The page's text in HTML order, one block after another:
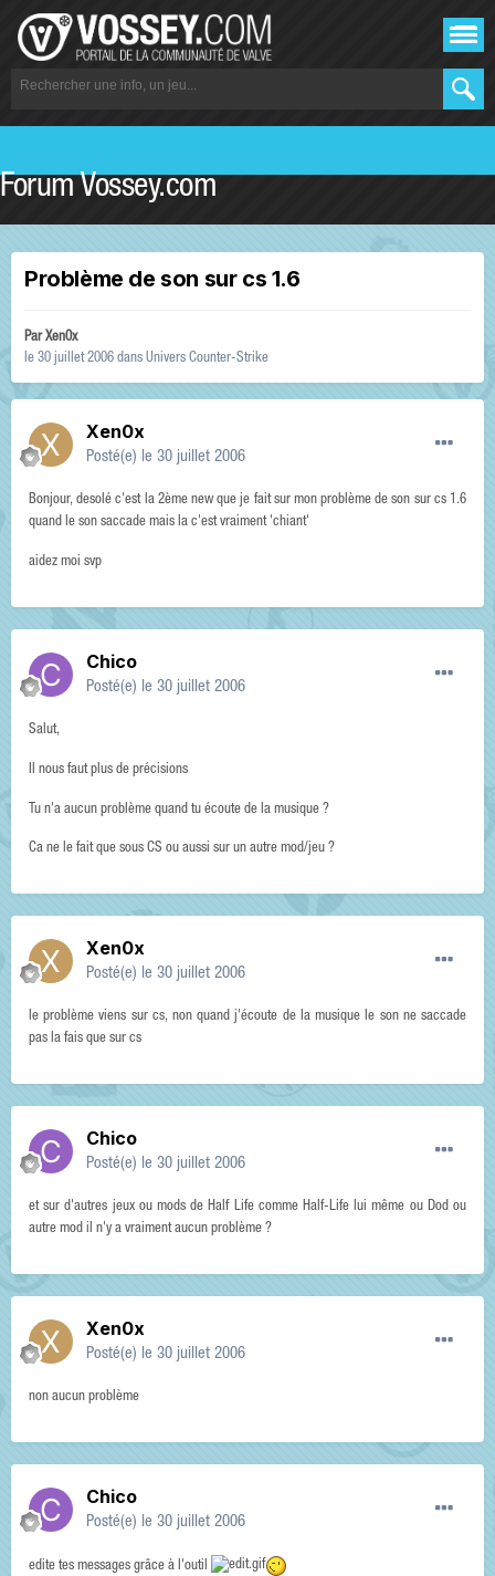
Forum Vossey.com
Problème de son sur cs 1.6
ParXen0x
le 30 juillet 2006 dans Univers Counter-Strike
Xen0x
Posté(e) le 30 juillet 2006
Bonjour, desolé c'est la 2ème new que je fait sur mon problème de son sur cs 1.6
quand le son saccade mais la c'est vraiment 'chiant'
aidez moi svp
Chico
Posté(e) le 30 juillet 2006
Salut,
Il nous faut plus de précisions
Tu n'a aucun problème quand tu écoute de la musique ?
Ca ne le fait que sous CS ou aussi sur un autre mod/jeu ?
Xen0x
Posté(e) le 30 juillet 2006
le problème viens sur cs, non quand j'écoute de la musique le son ne saccade
pas la fais que sur cs
Chico
Posté(e) le 30 juillet 2006
et sur d'autres jeux ou mods de Half Life comme Half-Life lui même ou Dod ou
autre mod il n'y a vraiment aucun problème ?
Xen0x
Posté(e) le 30 juillet 2006
non aucun problème
Chico
Posté(e) le 30 juillet 2006
edite tes messages grâce à l'outil